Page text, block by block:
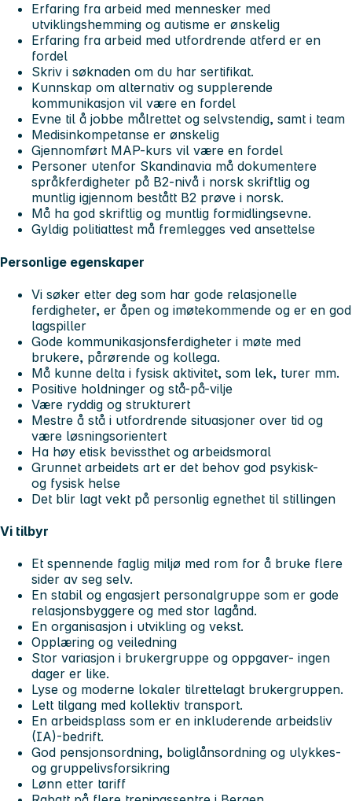
Erfaring fra arbeid med mennesker med
utviklingshemming og autisme er ønskelig
Erfaring fra arbeid med utfordrende atferd er en
fordel
Skriv i søknaden om du har sertifikat.
Kunnskap om alternativ og supplerende
kommunikasjon vil være en fordel
Evne til å jobbe målrettet og selvstendig, samt i team
Medisinkompetanse er ønskelig
Gjennomført MAP-kurs vil være en fordel
Personer utenfor Skandinavia må dokumentere
språkferdigheter på B2-nivå i norsk skriftlig og
muntlig igjennom bestått B2 prøve i norsk.
Må ha god skriftlig og muntlig formidlingsevne.
Gyldig politiattest må fremlegges ved ansettelse
Personlige egenskaper
Vi søker etter deg som har gode relasjonelle
ferdigheter, er åpen og imøtekommende og er en god
lagspiller
Gode kommunikasjonsferdigheter i møte med
brukere, pårørende og kollega.
Må kunne delta i fysisk aktivitet, som lek, turer mm.
Positive holdninger og stå-på-vilje
Være ryddig og strukturert
Mestre å stå i utfordrende situasjoner over tid og
være løsningsorientert
Ha høy etisk bevissthet og arbeidsmoral
Grunnet arbeidets art er det behov god psykisk-
og fysisk helse
Det blir lagt vekt på personlig egnethet til stillingen
Vi tilbyr
Et spennende faglig miljø med rom for å bruke flere
sider av seg selv.
En stabil og engasjert personalgruppe som er gode
relasjonsbyggere og med stor lagånd.
En organisasjon i utvikling og vekst.
Opplæring og veiledning
Stor variasjon i brukergruppe og oppgaver- ingen
dager er like.
Lyse og moderne lokaler tilrettelagt brukergruppen.
Lett tilgang med kollektiv transport.
En arbeidsplass som er en inkluderende arbeidsliv
(IA)-bedrift.
God pensjonsordning, boliglånsordning og ulykkes-
og gruppelivsforsikring
Lønn etter tariff